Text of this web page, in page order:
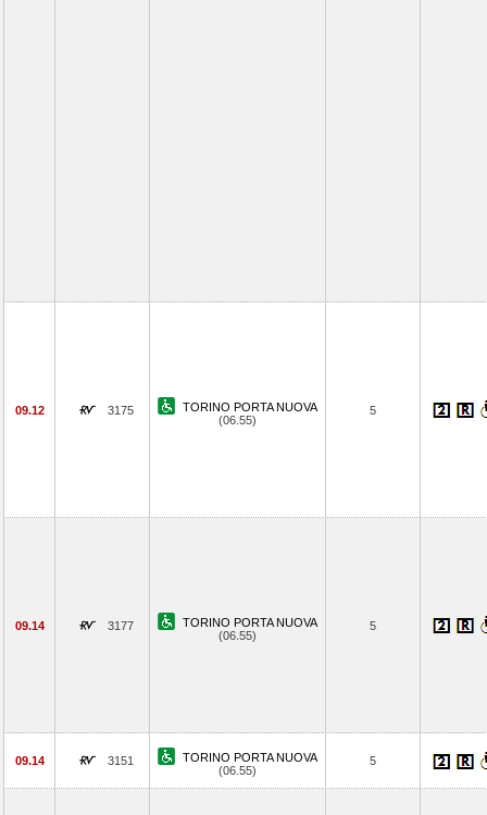
09.12 3175
TORINO PORTA NUOVA
(06.55)
5
09.14 3177
TORINO PORTA NUOVA
(06.55)
5
09.14 3151
TORINO PORTA NUOVA
(06.55)
5